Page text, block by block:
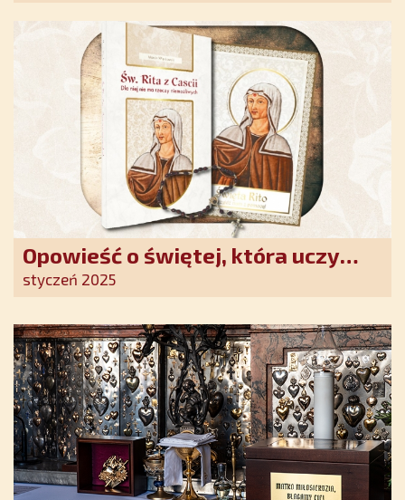
Opowieść o świętej, która uczy
szczerego oddania się Bogu.
nadziei w XXI wieku
styczeń 2025